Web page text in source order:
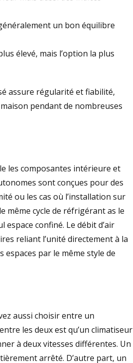
un bon équilibre
élevé, mais l’option la plus
assure régularité et fiabilité,
pendant de nombreuses
les composantes intérieure et
sont conçues pour des
ou les cas où l’installation sur
même cycle de réfrigérant as le
confiné. Le débit d’air
reliant l’unité directement à la
espaces par le même style de
aussi choisir entre un
les deux est qu’un climatiseur
à deux vitesses différentes. Un
arrêté. D’autre part, un